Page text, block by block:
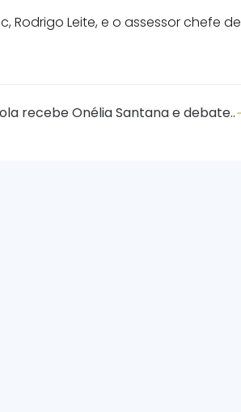
Rodrigo Leite, e o assessor chefe de
recebe Onélia Santana e debate..